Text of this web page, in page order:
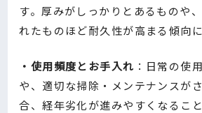
す。厚みがしっかりとあるものや
れたものほど耐久性が高まる傾向に
・使用頻度とお手入れ ：日常の使
や、適切な掃除・メンテナンスが
合、経年劣化が進みやすくなるこ